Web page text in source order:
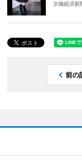
京橋経済新
前の